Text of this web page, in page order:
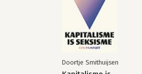
Doortje Smithuijsen